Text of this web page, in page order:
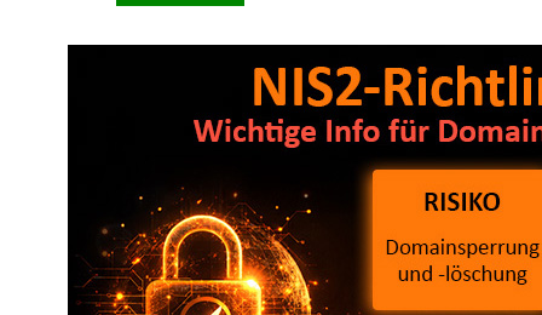
Plug
Play:
Frühlings-
Promo
zum
Einbinden